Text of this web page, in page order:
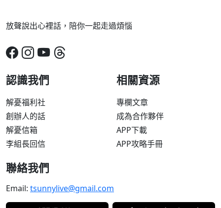
放聲說出心裡話，陪你一起走過煩惱
認識我們
解憂福利社
創辦人的話
解憂信箱
李組長回信
相關資源
專欄文章
成為合作夥伴
APP下載
APP攻略手冊
聯絡我們
Email: tsunnylive@gmail.com